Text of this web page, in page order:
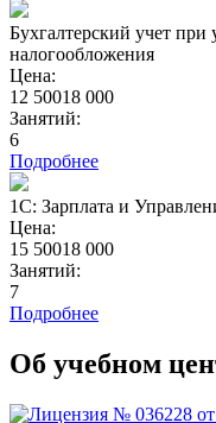
Бухгалтерский учет
налогообложения
Цена:
12 50018 000
Занятий:
6
Подробнее
1С: Зарплата и
Цена:
15 50018 000
Занятий:
7
Подробнее
Об учебном